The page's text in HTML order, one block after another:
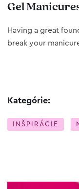
Gel
Having a great
break your
Kategórie:
INŠPIRÁCIE